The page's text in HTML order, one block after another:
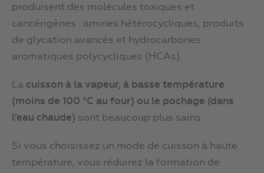
produisent des molécules toxiques et
cancérigènes : amines hétérocycliques, produits
de glycation avancés et hydrocarbones
aromatiques polycycliques (HCAs).
La cuisson à la vapeur, à basse température
(moins de 100 °C au four) ou le pochage (dans
l’eau chaude) sont beaucoup plus sains.
Si vous choisissez un mode de cuisson à haute
température, vous réduirez la formation de